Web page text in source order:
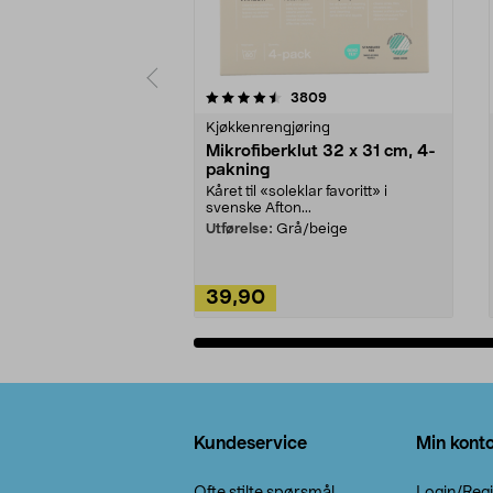
3809anmeldelser
Kjøkkenrengjøring
Mikrofiberklut 32 x 31 cm, 4-
pakning
Kåret til «soleklar favoritt» i
svenske Afton...
Utførelse: Grå/beige
39,90
4.5av 5 stjerner
Kundeservice Min